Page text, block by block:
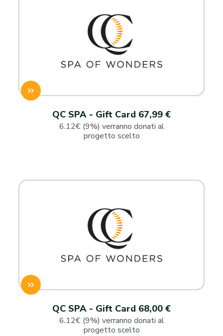
QC SPA - Gift Card 67,99 €
6.12€ (9%) verranno donati al
progetto scelto
QC SPA - Gift Card 68,00 €
6.12€ (9%) verranno donati al
progetto scelto